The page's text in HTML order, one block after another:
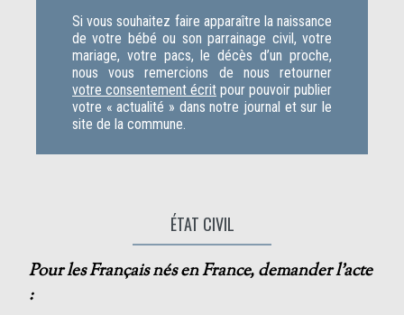
Si vous souhaitez faire apparaître la naissance
de votre bébé ou son parrainage civil, votre
mariage, votre pacs, le décès d’un proche,
nous vous remercions de nous retourner
votre consentement écrit pour pouvoir publier
votre « actualité » dans notre journal et sur le
site de la commune.
ÉTAT CIVIL
Pour les Français nés en France, demander l'acte
: